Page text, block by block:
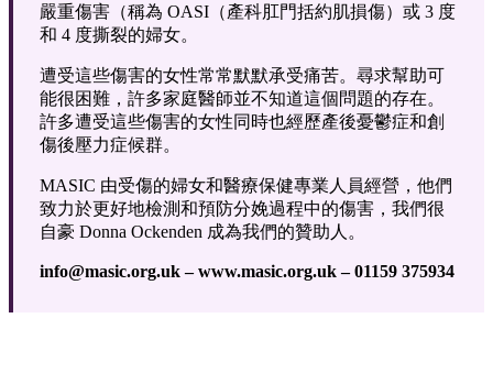
嚴重傷害（稱為 OASI（產科肛門括約肌損傷）或 3 度
和 4 度撕裂的婦女。
遭受這些傷害的女性常常默默承受痛苦。尋求幫助可
能很困難，許多家庭醫師並不知道這個問題的存在。
許多遭受這些傷害的女性同時也經歷產後憂鬱症和創
傷後壓力症候群。
MASIC 由受傷的婦女和醫療保健專業人員經營，他們
致力於更好地檢測和預防分娩過程中的傷害，我們很
自豪 Donna Ockenden 成為我們的贊助人。
info@masic.org.uk – www.masic.org.uk – 01159 375934